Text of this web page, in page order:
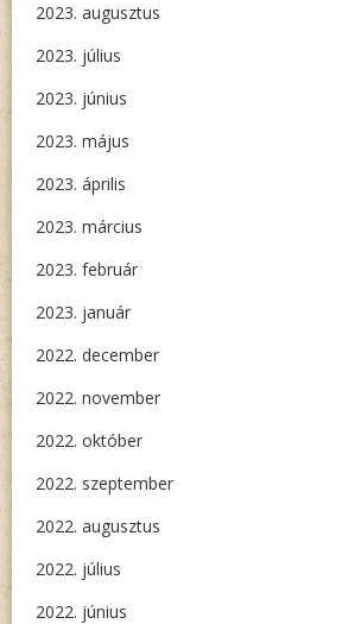
2023. augusztus
2023. július
2023. június
2023. május
2023. április
2023. március
2023. február
2023. január
2022. december
2022. november
2022. október
2022. szeptember
2022. augusztus
2022. július
2022. június